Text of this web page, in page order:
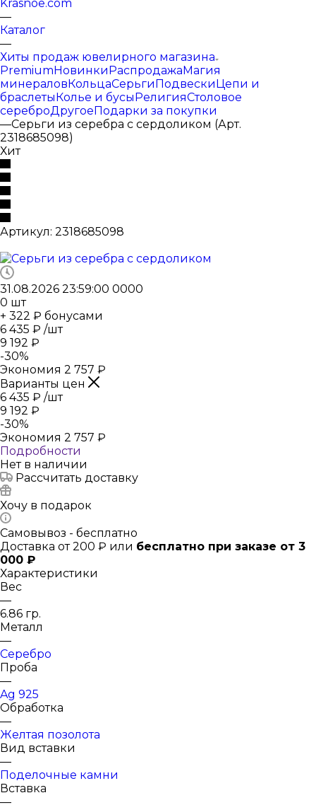
Krasnoe.com
—
Каталог
—
Хиты продаж ювелирного магазина
PremiumНовинкиРаспродажаМагия
минераловКольцаСерьгиПодвескиЦепи и
браслетыКолье и бусыРелигияСтоловое
сереброДругоеПодарки за покупки
—Серьги из серебра с сердоликом (Арт.
2318685098)
Хит
Артикул: 2318685098
31.08.2026 23:59:00 0000
0 шт
+ 322 ₽ бонусами
6 435 ₽ /шт
9 192 ₽
-30%
Экономия 2 757 ₽
Варианты цен
6 435 ₽ /шт
9 192 ₽
-30%
Экономия 2 757 ₽
Подробности
Нет в наличии
Рассчитать доставку
Хочу в подарок
Самовывоз - бесплатно
Доставка от 200 ₽ или бесплатно при заказе от 3
000 ₽
Характеристики
Вес
—
6.86 гр.
Металл
—
Серебро
Проба
—
Ag 925
Обработка
—
Желтая позолота
Вид вставки
—
Поделочные камни
Вставка
—